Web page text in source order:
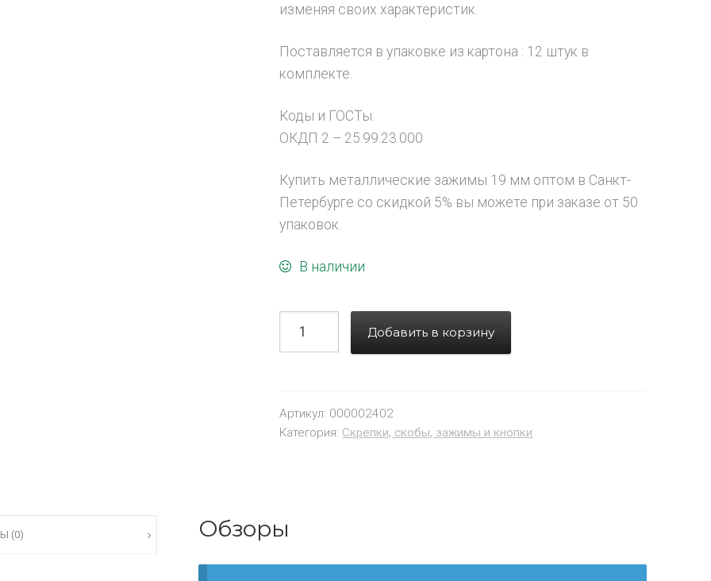
изменяя своих характеристик.
Поставляется в упаковке из картона : 12 штук в
комплекте.
Коды и ГОСТы:
ОКДП 2 – 25.99.23.000
Купить металлические зажимы 19 мм оптом в Санкт-
Петербурге со скидкой 5% вы можете при заказе от 50
упаковок.
В наличии
Добавить в корзину
Артикул: 000002402
Категория: Скрепки, скобы, зажимы и кнопки
(0) Обзоры